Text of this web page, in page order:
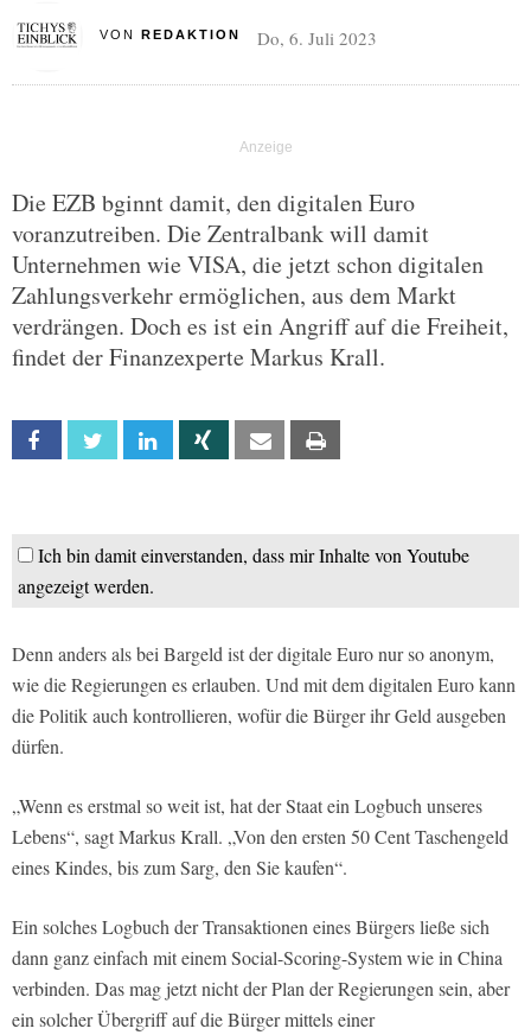
VON REDAKTION Do, 6. Juli 2023
Die EZB bginnt damit, den digitalen Euro
voranzutreiben. Die Zentralbank will damit
Unternehmen wie VISA, die jetzt schon digitalen
Zahlungsverkehr ermöglichen, aus dem Markt
verdrängen. Doch es ist ein Angriff auf die Freiheit,
findet der Finanzexperte Markus Krall.
Facebook Twitter Linkedin Xing Email
Ich bin damit einverstanden, dass mir Inhalte von Youtube
angezeigt werden.
Denn anders als bei Bargeld ist der digitale Euro nur so anonym,
wie die Regierungen es erlauben. Und mit dem digitalen Euro kann
die Politik auch kontrollieren, wofür die Bürger ihr Geld ausgeben
dürfen.
„Wenn es erstmal so weit ist, hat der Staat ein Logbuch unseres
Lebens“, sagt Markus Krall. „Von den ersten 50 Cent Taschengeld
eines Kindes, bis zum Sarg, den Sie kaufen“.
Ein solches Logbuch der Transaktionen eines Bürgers ließe sich
dann ganz einfach mit einem Social-Scoring-System wie in China
verbinden. Das mag jetzt nicht der Plan der Regierungen sein, aber
ein solcher Übergriff auf die Bürger mittels einer